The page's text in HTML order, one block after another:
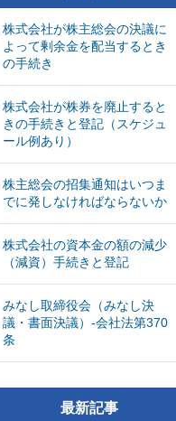
株式会社が株主総会の決議に
よって剰余金を配当するとき
の手続き
株式会社が株券を廃止すると
きの手続きと登記（スケジュ
ール例あり）
株主総会の招集通知はいつま
でに発しなければならないか
株式会社の資本金の額の減少
（減資）手続きと登記
みなし取締役会（みなし決
議・書面決議）-会社法第370
条
最新記事